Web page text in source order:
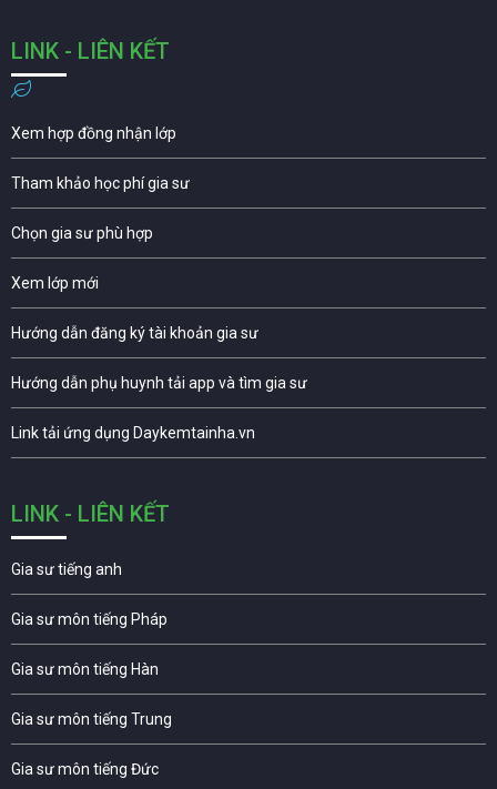
LINK - LIÊN KẾT
Xem hợp đồng nhận lớp
Tham khảo học phí gia sư
Chọn gia sư phù hợp
Xem lớp mới
Hướng dẫn đăng ký tài khoản gia sư
Hướng dẫn phụ huynh tải app và tìm gia sư
Link tải ứng dụng Daykemtainha.vn
LINK - LIÊN KẾT
Gia sư tiếng anh
Gia sư môn tiếng Pháp
Gia sư môn tiếng Hàn
Gia sư môn tiếng Trung
Gia sư môn tiếng Đức